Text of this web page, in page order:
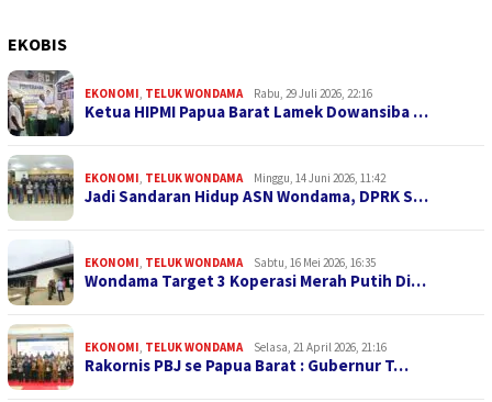
EKOBIS
EKONOMI TELUK WONDAMA Rabu, 29 Juli 2026, 22:16
Ketua HIPMI Papua Barat Lamek Dowansiba …
EKONOMI TELUK WONDAMA Minggu, 14 Juni 2026, 11:42
Jadi Sandaran Hidup ASN Wondama, DPRK S…
EKONOMI TELUK WONDAMA Sabtu, 16 Mei 2026, 16:35
Wondama Target 3 Koperasi Merah Putih Di…
EKONOMI TELUK WONDAMA Selasa, 21 April 2026, 21:16
Rakornis PBJ se Papua Barat : Gubernur T…